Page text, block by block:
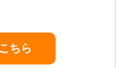
ちら